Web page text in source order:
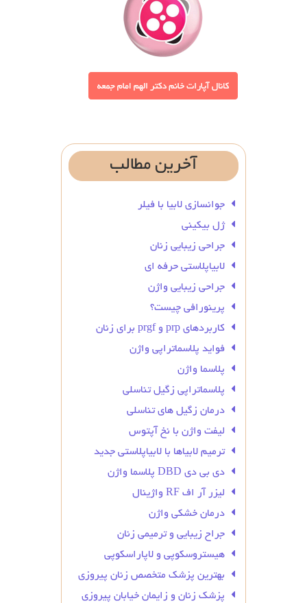
آخرین مطالب
جوانسازی لابیا با فیلر
ژل بیکینی
جراحی زیبایی زنان
لابیاپلاستی حرفه ای
جراحی زیبایی واژن
پرینورافی چیست؟
کاربردهای prp و prgf برای زنان
فواید پلاسماتراپی واژن
پلاسما واژن
پلاسماتراپی زگیل تناسلی
درمان زگیل‌ های تناسلی
لیفت واژن با نخ آپتوس
ترمیم لابیاها با لابیاپلاستی جدید
دی بی دی DBD پلاسما واژن
لیزر آر اف RF واژینال
درمان خشکی واژن
جراح زیبایی و ترمیمی زنان
هیستروسکوپی و لاپاراسکوپی
بهترین پزشک متخصص زنان پیروزی
پزشک زنان و زایمان خیابان پیروزی